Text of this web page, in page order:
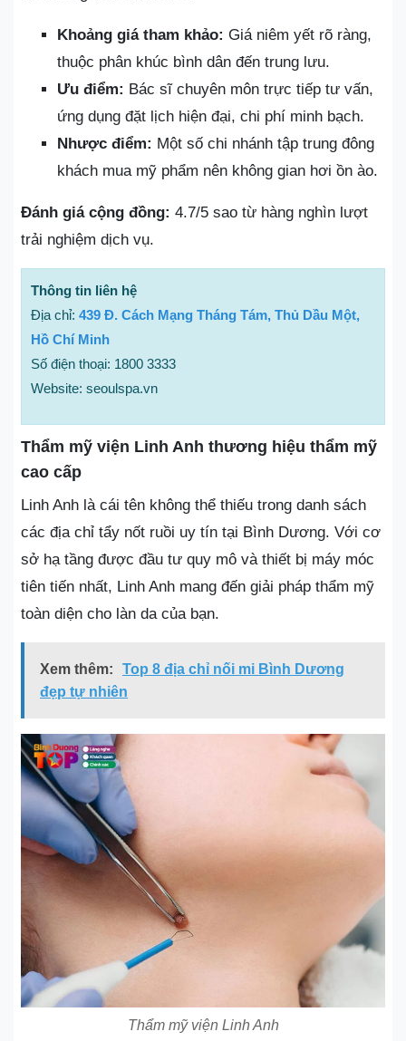
Khoảng giá tham khảo: Giá niêm yết rõ ràng,
thuộc phân khúc bình dân đến trung lưu.
Ưu điểm: Bác sĩ chuyên môn trực tiếp tư vấn,
ứng dụng đặt lịch hiện đại, chi phí minh bạch.
Nhược điểm: Một số chi nhánh tập trung đông
khách mua mỹ phẩm nên không gian hơi ồn ào.
Đánh giá cộng đồng: 4.7/5 sao từ hàng nghìn lượt
trải nghiệm dịch vụ.
Thông tin liên hệ
Địa chỉ: 439 Đ. Cách Mạng Tháng Tám, Thủ Dầu Một,
Hồ Chí Minh
Số điện thoại: 1800 3333
Website: seoulspa.vn
Thẩm mỹ viện Linh Anh thương hiệu thẩm mỹ
cao cấp
Linh Anh là cái tên không thể thiếu trong danh sách
các địa chỉ tẩy nốt ruồi uy tín tại Bình Dương. Với cơ
sở hạ tầng được đầu tư quy mô và thiết bị máy móc
tiên tiến nhất, Linh Anh mang đến giải pháp thẩm mỹ
toàn diện cho làn da của bạn.
Xem thêm:
Top 8 địa chỉ nối mi Bình Dương
đẹp tự nhiên
Thẩm mỹ viện Linh Anh